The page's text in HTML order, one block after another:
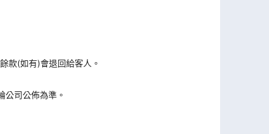
款(如有)會退回給客人。
司公佈為準。